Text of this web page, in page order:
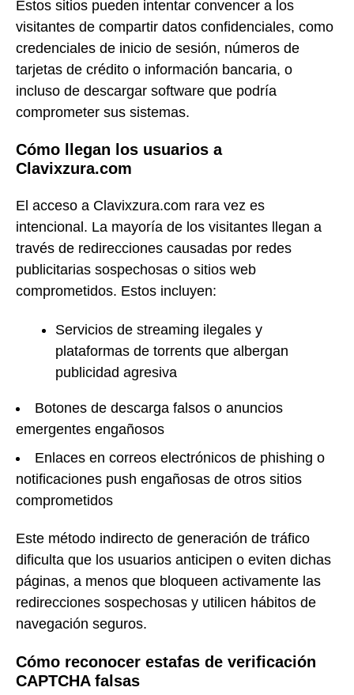
Estos sitios pueden intentar convencer a los
visitantes de compartir datos confidenciales, como
credenciales de inicio de sesión, números de
tarjetas de crédito o información bancaria, o
incluso de descargar software que podría
comprometer sus sistemas.
Cómo llegan los usuarios a
Clavixzura.com
El acceso a Clavixzura.com rara vez es
intencional. La mayoría de los visitantes llegan a
través de redirecciones causadas por redes
publicitarias sospechosas o sitios web
comprometidos. Estos incluyen:
Servicios de streaming ilegales y
plataformas de torrents que albergan
publicidad agresiva
Botones de descarga falsos o anuncios
emergentes engañosos
Enlaces en correos electrónicos de phishing o
notificaciones push engañosas de otros sitios
comprometidos
Este método indirecto de generación de tráfico
dificulta que los usuarios anticipen o eviten dichas
páginas, a menos que bloqueen activamente las
redirecciones sospechosas y utilicen hábitos de
navegación seguros.
Cómo reconocer estafas de verificación
CAPTCHA falsas